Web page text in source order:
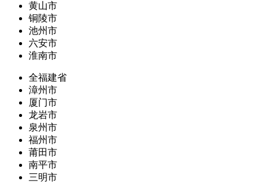
黄山市
铜陵市
池州市
六安市
淮南市
全福建省
漳州市
厦门市
龙岩市
泉州市
福州市
莆田市
南平市
三明市